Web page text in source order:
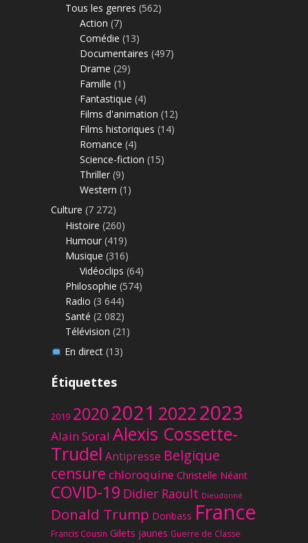
Tous les genres (562)
Action (7)
Comédie (13)
Documentaires (497)
Drame (29)
Famille (1)
Fantastique (4)
Films d'animation (12)
Films historiques (14)
Romance (4)
Science-fiction (15)
Thriller (9)
Western (1)
Culture (7 272)
Histoire (260)
Humour (419)
Musique (316)
Vidéoclips (64)
Philosophie (574)
Radio (3 644)
Santé (2 082)
Télévision (21)
En direct(13)
Étiquettes
2019 20202021 20222023
Alain Soral Alexis Cossette-
Trudel Antipresse Belgique
censure chloroquine Christelle Néant
COVID-19 Didier Raoult Dieudonné
Donald Trump Donbass France
Francis Cousin Gilets jaunes Guerre de Classe